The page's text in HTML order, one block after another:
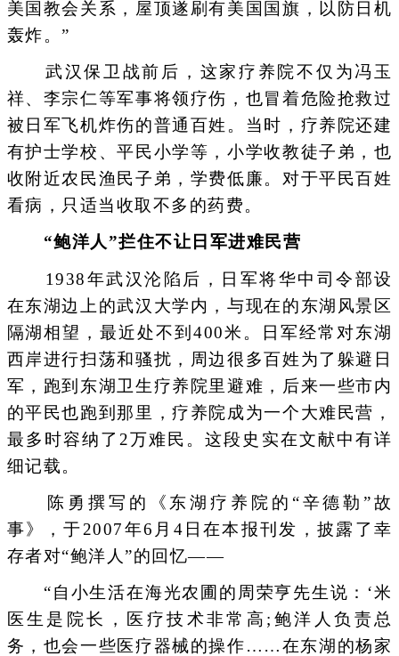
美国教会关系，屋顶遂刷有美国国旗，以防日机
轰炸。”
武汉保卫战前后，这家疗养院不仅为冯玉
祥、李宗仁等军事将领疗伤，也冒着危险抢救过
被日军飞机炸伤的普通百姓。当时，疗养院还建
有护士学校、平民小学等，小学收教徒子弟，也
收附近农民渔民子弟，学费低廉。对于平民百姓
看病，只适当收取不多的药费。
“鲍洋人”拦住不让日军进难民营
1938年武汉沦陷后，日军将华中司令部设
在东湖边上的武汉大学内，与现在的东湖风景区
隔湖相望，最近处不到400米。日军经常对东湖
西岸进行扫荡和骚扰，周边很多百姓为了躲避日
军，跑到东湖卫生疗养院里避难，后来一些市内
的平民也跑到那里，疗养院成为一个大难民营，
最多时容纳了2万难民。这段史实在文献中有详
细记载。
陈勇撰写的《东湖疗养院的“辛德勒”故
事》，于2007年6月4日在本报刊发，披露了幸
存者对“鲍洋人”的回忆——
“自小生活在海光农圃的周荣亨先生说：‘米
医生是院长，医疗技术非常高;鲍洋人负责总
务，也会一些医疗器械的操作……在东湖的杨家